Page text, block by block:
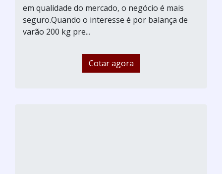
em qualidade do mercado, o negócio é mais
seguro.Quando o interesse é por balança de
varão 200 kg pre...
Cotar agora